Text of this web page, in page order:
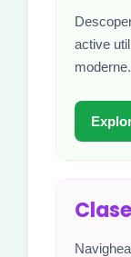
active
moderne.